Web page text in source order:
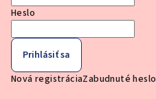
Heslo
Prihlásiť sa
Nová registráciaZabudnuté heslo